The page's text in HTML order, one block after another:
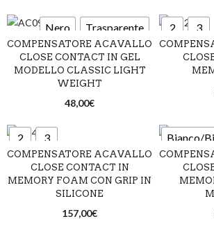
Nero/Ecru
Nero/
Nero/
Blu/Ecru
Nero Trasparente
COMPENSATORE ACAVALLO
CLOSE CONTACT IN GEL
MODELLO CLASSIC LIGHT
WEIGHT
48,00€
2 3
Bianco
2 3
Bianco/Argento
Bianco/Bronzo
COMPENSATORE ACAVALLO
CLOSE CONTACT IN
MEMORY FOAM CON GRIP IN
SILICONE
157,00€
Bianco/
Bianco/
Bianco/
Bianco/